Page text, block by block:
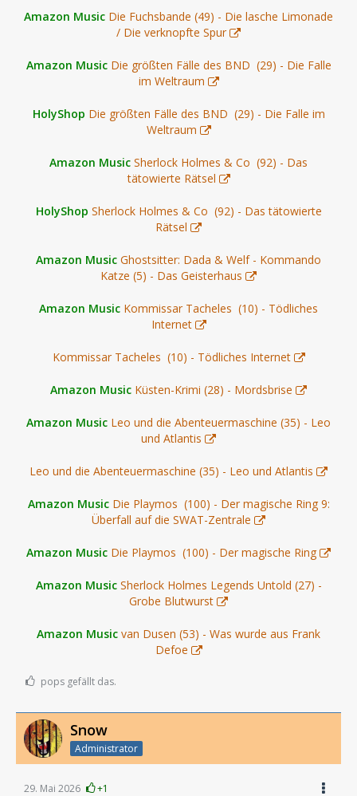
Amazon Music Die Fuchsbande (49) - Die lasche Limonade
/ Die verknopfte Spur
Amazon Music Die größten Fälle des BND (29) - Die Falle
im Weltraum
HolyShop Die größten Fälle des BND (29) - Die Falle im
Weltraum
Amazon Music Sherlock Holmes & Co (92) - Das
tätowierte Rätsel
HolyShop Sherlock Holmes & Co (92) - Das tätowierte
Rätsel
Amazon Music Ghostsitter: Dada & Welf - Kommando
Katze (5) - Das Geisterhaus
Amazon Music Kommissar Tacheles (10) - Tödliches
Internet
Kommissar Tacheles (10) - Tödliches Internet
Amazon Music Küsten-Krimi (28) - Mordsbrise
Amazon Music Leo und die Abenteuermaschine (35) - Leo
und Atlantis
Leo und die Abenteuermaschine (35) - Leo und Atlantis
Amazon Music Die Playmos (100) - Der magische Ring 9:
Überfall auf die SWAT-Zentrale
Amazon Music Die Playmos (100) - Der magische Ring
Amazon Music Sherlock Holmes Legends Untold (27) -
Grobe Blutwurst
Amazon Music van Dusen (53) - Was wurde aus Frank
Defoe
pops gefällt das.
Snow
Administrator
29. Mai 2026 +1